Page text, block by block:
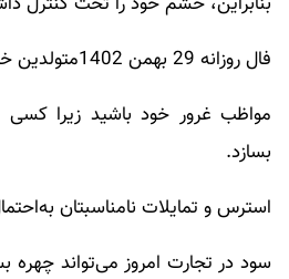
فال روزانه 29 بهمن 1402متولدین خرداد ماه
مواظب غرور خود باشید زیرا کسی
بسازد.
استرس و تمایلات نامناسبتان
سود در تجارت امروز می‌تواند چهره